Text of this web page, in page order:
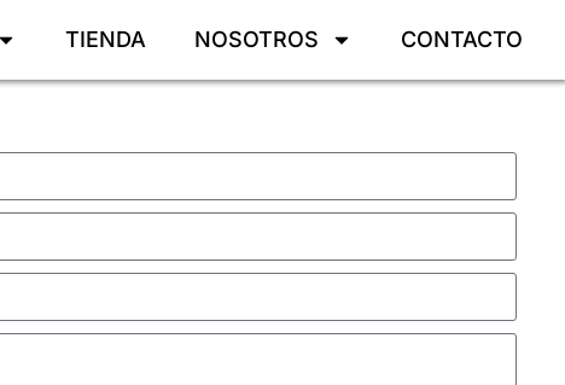
TIENDA NOSOTROS CONTACTO